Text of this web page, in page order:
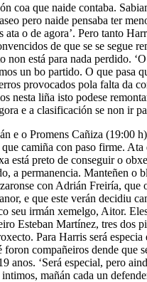
coa que naide contaba.
pero naide pensaba ter
ata o de agora’. Pero tanto
de que se se segue
non está para nada perdido.
un bo partido. O que pasa
provocados pola falta da
nesta liña isto podese
e a clasificación se non ir
e o Promens Cañiza (19:00
camiña con paso firme. Ata
está preto de conseguir o
a permanencia. Manteñen o
con Adrián Freiría, que
e que este verán decidiu
seu irmán xemelgo, Aitor.
Esteban Martínez, tres dos
Para Harris será especia
foron compañeiros dende que
anos. ‘Será especial, pero
mañán cada un